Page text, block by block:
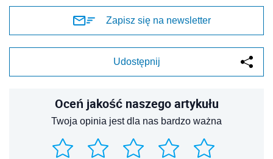
Zapisz się na newsletter
Udostępnij
Oceń jakość naszego artykułu
Twoja opinia jest dla nas bardzo ważna